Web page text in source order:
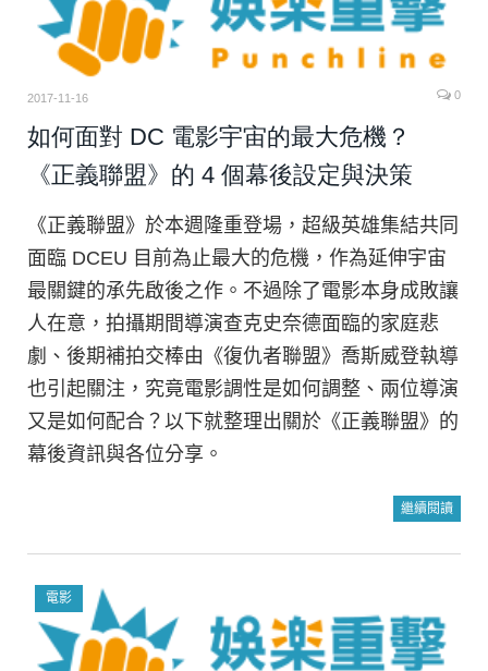
2017-11-16 0
如何面對 DC 電影宇宙的最大危機？
《正義聯盟》的 4 個幕後設定與決策
《正義聯盟》於本週隆重登場，超級英雄集結共同
面臨 DCEU 目前為止最大的危機，作為延伸宇宙
最關鍵的承先啟後之作。不過除了電影本身成敗讓
人在意，拍攝期間導演查克史奈德面臨的家庭悲
劇、後期補拍交棒由《復仇者聯盟》喬斯威登執導
也引起關注，究竟電影調性是如何調整、兩位導演
又是如何配合？以下就整理出關於《正義聯盟》的
幕後資訊與各位分享。
繼續閱讀
電影